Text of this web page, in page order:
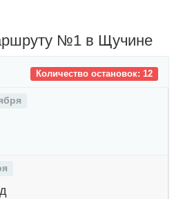
№1 в Щучине
Количество остановок: 12